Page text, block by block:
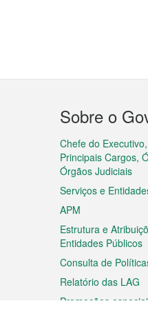
Menu
do
rodapé
Sobre o
Chefe do
Principais Cargos,
Órgãos Judiciais
Serviços e
APM
Estrutura e
Entidades Públicos
Consulta de
Relatório das LAG
Promoções